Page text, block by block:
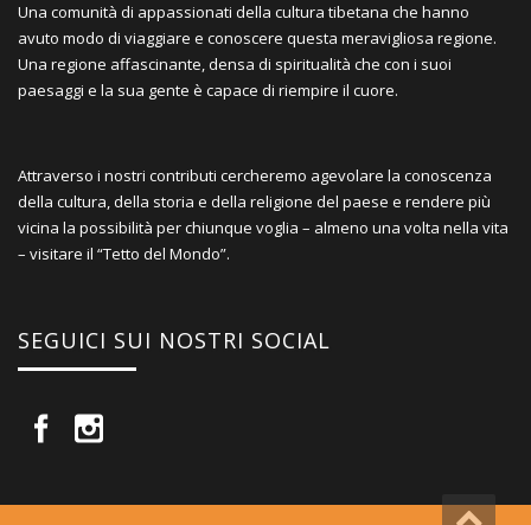
Una comunità di appassionati della cultura tibetana che hanno
avuto modo di viaggiare e conoscere questa meravigliosa regione.
Una regione affascinante, densa di spiritualità che con i suoi
paesaggi e la sua gente è capace di riempire il cuore.
Attraverso i nostri contributi cercheremo agevolare la conoscenza
della cultura, della storia e della religione del paese e rendere più
vicina la possibilità per chiunque voglia – almeno una volta nella vita
– visitare il “Tetto del Mondo”.
SEGUICI SUI NOSTRI SOCIAL